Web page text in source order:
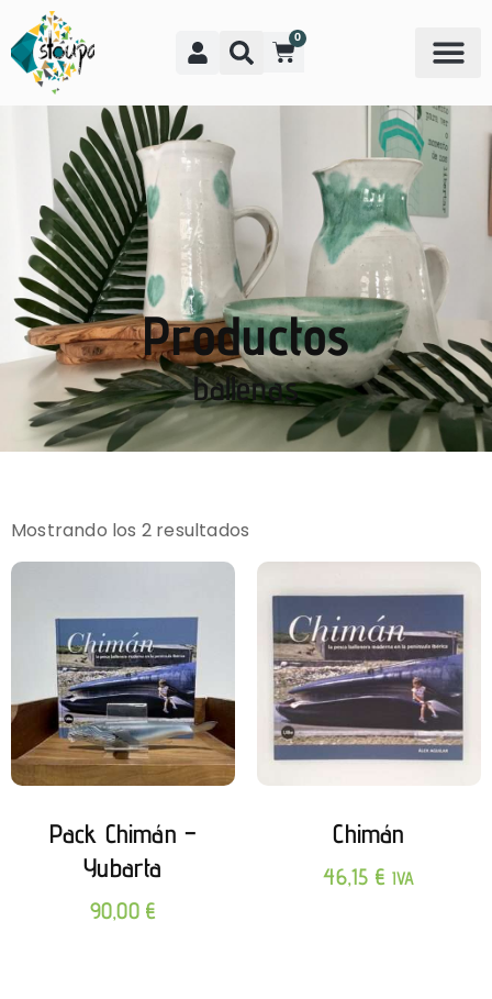
0
Productos
ballenas
Mostrando los 2 resultados
Pack Chimán –
Yubarta
90,00 €
Chimán
46,15 € IVA